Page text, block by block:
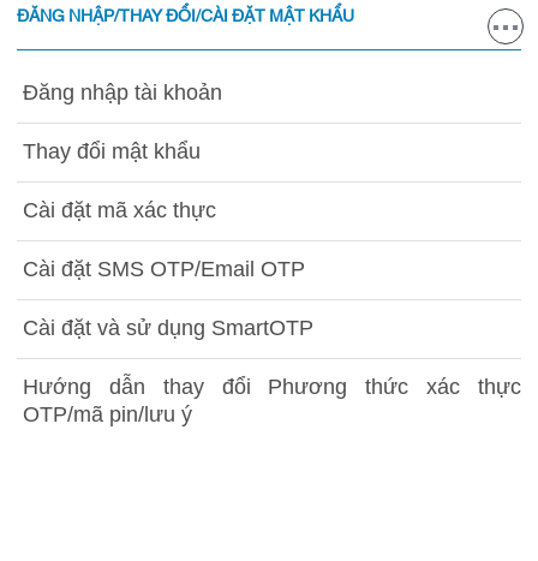
ĐĂNG NHẬP/THAY ĐỔI/CÀI ĐẶT MẬT KHẨU
Đăng nhập tài khoản
Thay đổi mật khẩu
Cài đặt mã xác thực
Cài đặt SMS OTP/Email OTP
Cài đặt và sử dụng SmartOTP
Hướng dẫn thay đổi Phương thức xác thực
OTP/mã pin/lưu ý